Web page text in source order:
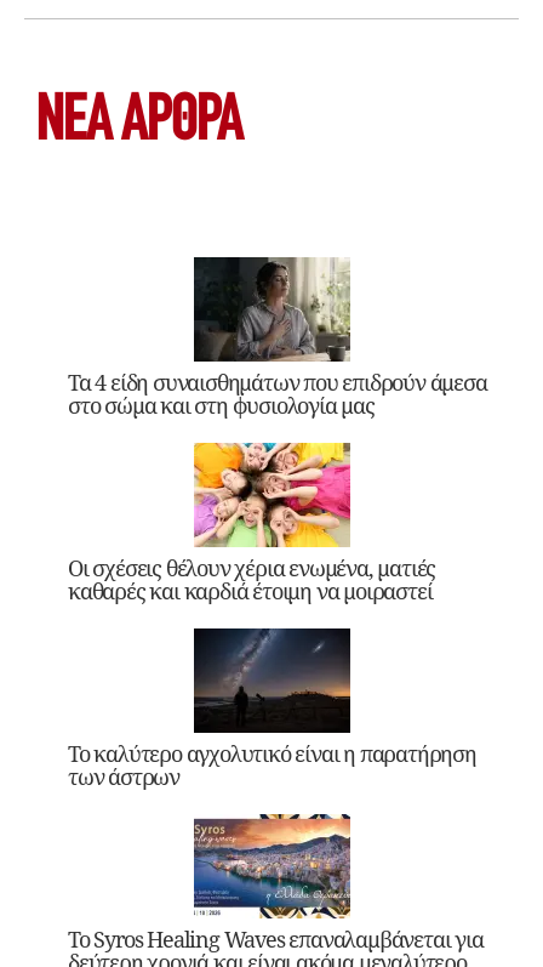
ΝΕΑ ΆΡΘΡΑ
Τα 4 είδη συναισθημάτων που επιδρούν άμεσα
στο σώμα και στη φυσιολογία μας
Οι σχέσεις θέλουν χέρια ενωμένα, ματιές
καθαρές και καρδιά έτοιμη να μοιραστεί
Το καλύτερο αγχολυτικό είναι η παρατήρηση
των άστρων
Το Syros Healing Waves επαναλαμβάνεται για